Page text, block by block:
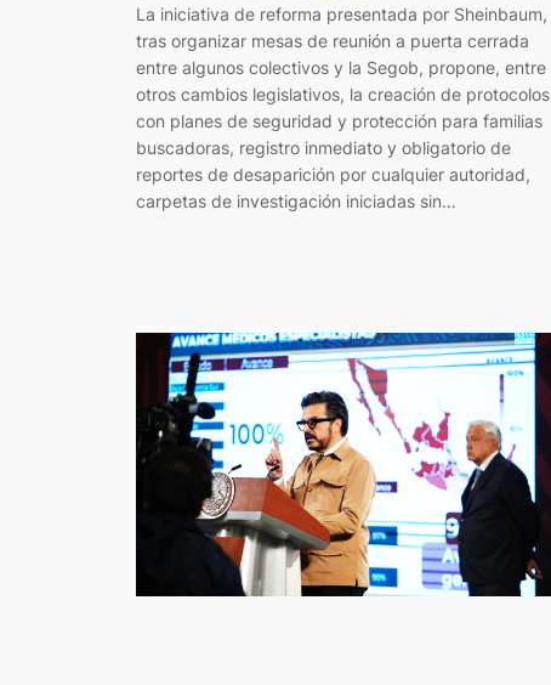
La iniciativa de reforma presentada por Sheinbaum,
tras organizar mesas de reunión a puerta cerrada
entre algunos colectivos y la Segob, propone, entre
otros cambios legislativos, la creación de protocolos
con planes de seguridad y protección para familias
buscadoras, registro inmediato y obligatorio de
reportes de desaparición por cualquier autoridad,
carpetas de investigación iniciadas sin…